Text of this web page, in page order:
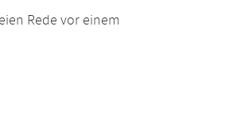
Rede vor einem